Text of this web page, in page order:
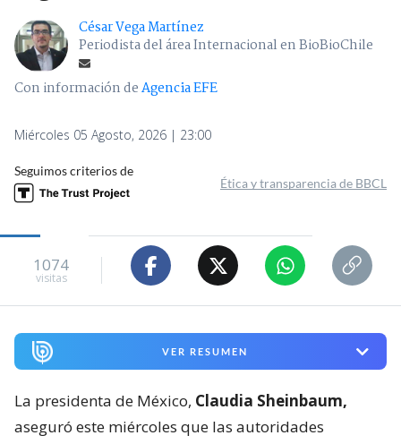
César Vega Martínez
Periodista del área Internacional en BioBioChile
Con información deAgencia EFE
Miércoles 05 Agosto, 2026 | 23:00
Seguimos criterios de
Ética y transparencia de BBCL
1074
visitas
VER RESUMEN
La presidenta de México, Claudia Sheinbaum,
aseguró este miércoles que las autoridades